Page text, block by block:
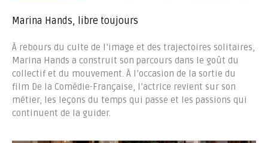
Marina Hands, libre toujours
À rebours du culte de l’image et des trajectoires solitaires,
Marina Hands a construit son parcours dans le goût du
collectif et du mouvement. À l’occasion de la sortie du
film De la Comédie-Française, l’actrice revient sur son
métier, les leçons du temps qui passe et les passions qui
continuent de la guider.